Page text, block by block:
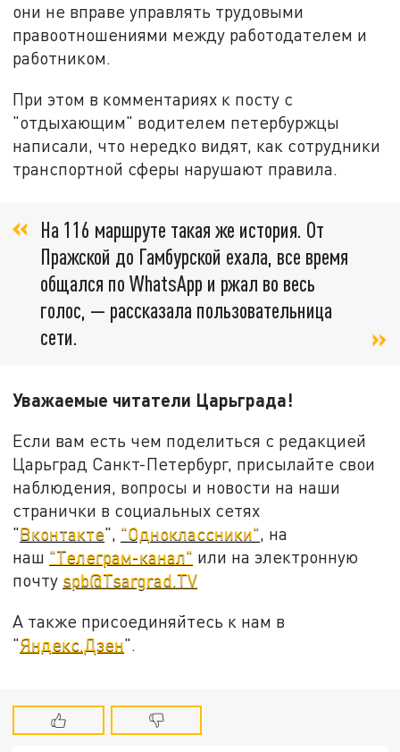
они не вправе управлять трудовыми
правоотношениями между работодателем и
работником.
При этом в комментариях к посту с
"отдыхающим" водителем петербуржцы
написали, что нередко видят, как сотрудники
транспортной сферы нарушают правила.
На 116 маршруте такая же история. От
Пражской до Гамбурской ехала, все время
общался по WhatsApp и ржал во весь
голос, — рассказала пользовательница
сети.
Уважаемые читатели Царьграда!
Если вам есть чем поделиться с редакцией
Царьград Санкт-Петербург, присылайте свои
наблюдения, вопросы и новости на наши
странички в социальных сетях
"Вконтакте", "Одноклассники", на
наш "Телеграм-канал" или на электронную
почту spb@Tsargrad.TV
А также присоединяйтесь к нам в
"Яндекс.Дзен".